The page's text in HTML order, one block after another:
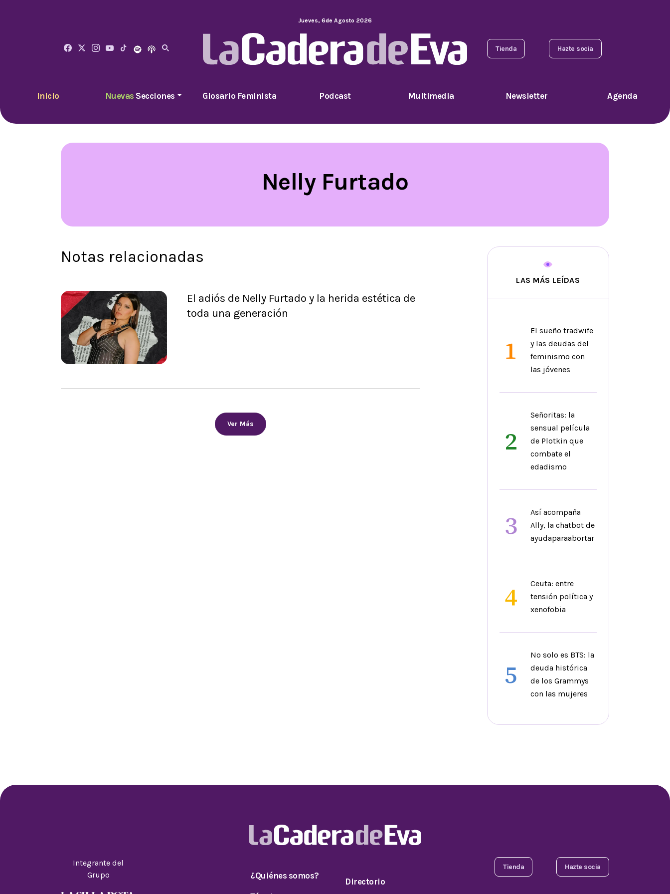
Jueves, 6de Agosto 2026
Tienda Hazte socia
Inicio Nuevas Secciones Glosario Feminista Podcast Multimedia Newsletter Agenda
Nelly Furtado
Notas relacionadas
El adiós de Nelly Furtado y la herida estética de
toda una generación
Ver Más
LAS MÁS LEÍDAS
1
El sueño tradwife
y las deudas del
feminismo con
las jóvenes
2
Señoritas: la
sensual película
de Plotkin que
combate el
edadismo
3
Así acompaña
Ally, la chatbot de
ayudaparaabortar
4
Ceuta: entre
tensión política y
xenofobia
5
No solo es BTS: la
deuda histórica
de los Grammys
con las mujeres
Integrante del
Grupo
¿Quiénes somos?
Directorio
Tienda Hazte socia